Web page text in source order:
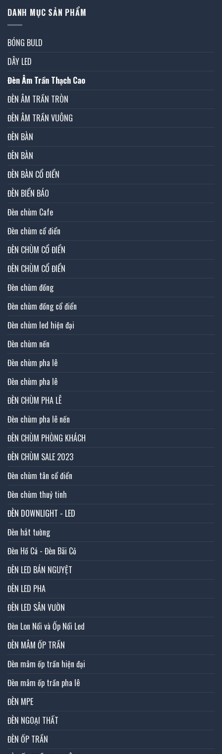
DANH MỤC SẢN PHẨM
BÓNG BULD
DÂY LED
Đèn Âm Trần Thạch Cao
ĐÈN ÂM TRẦN TRÒN
ĐÈN ÂM TRẦN VUÔNG
ĐÈN BÀN
ĐÈN BÀN
ĐÈN BÀN CỔ ĐIỂN
ĐÈN BIỂN BÁO
Đèn chùm Cafe
Đèn chùm cổ điển
ĐÈN CHÙM CỔ ĐIỂN
ĐÈN CHÙM CỔ ĐIỂN
Đèn chùm đồng
Đèn chùm đồng cổ điển
Đèn chùm led hiện đại
Đèn chùm nến
Đèn chùm pha lê
Đèn chùm pha lê
ĐÈN CHÙM PHA LÊ
Đèn chùm pha lê nến
ĐÈN CHÙM PHÒNG KHÁCH
ĐÈN CHÙM SALE 2023
Đèn chùm tân cổ điển
Đèn chùm thuỷ tinh
ĐÈN DOWNLIGHT - LED
Đèn hắt tường
Đèn Hồ Cá - Đèn Bãi Cỏ
ĐÈN LED BÁN NGUYỆT
ĐÈN LED PHA
ĐÈN LED SÂN VƯỜN
Đèn Lon Nổi và Ốp Nổi Led
ĐÈN MÂM ỐP TRẦN
Đèn mâm ốp trần hiện đại
Đèn mâm ốp trần pha lê
ĐÈN MPE
ĐÈN NGOẠI THẤT
ĐÈN ỐP TRẦN